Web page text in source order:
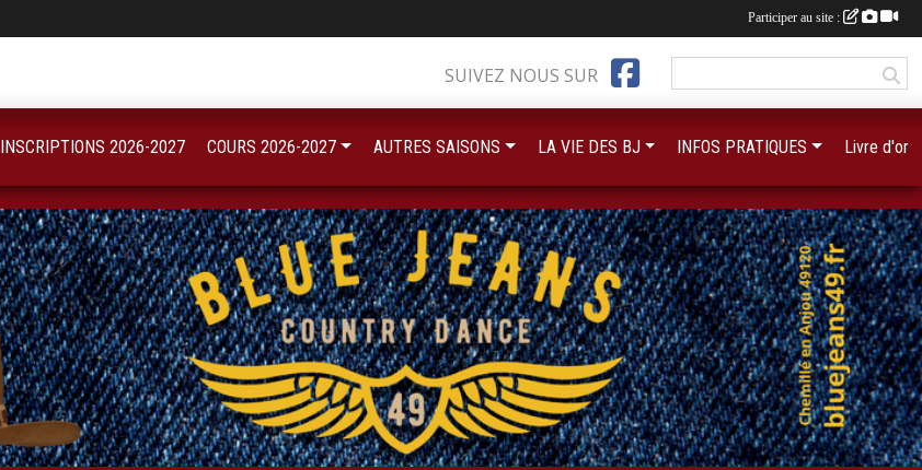
SUIVEZ NOUS SUR
INSCRIPTIONS 2026-2027 COURS 2026-2027 AUTRES SAISONS LA VIE DES BJ INFOS PRATIQUES Livre d'or
Participer au site :